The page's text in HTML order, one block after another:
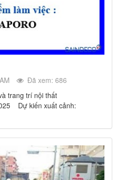
Đã xem: 686
trang trí nội thất
Dự kiến xuất cảnh: